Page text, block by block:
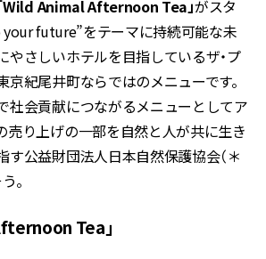
Wild Animal Afternoon Tea」がスタ
your future”をテーマに持続可能な未
やさしいホテルを目指しているザ・プ
京紀尾井町ならではのメニューです。
社会貢献につながるメニューとしてア
売り上げの一部を自然と人が共に生き
す公益財団法人日本自然保護協会（＊
。
Tea」